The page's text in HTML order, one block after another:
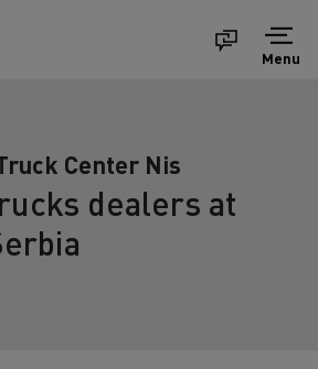
Menu
Center Nis
dealers at